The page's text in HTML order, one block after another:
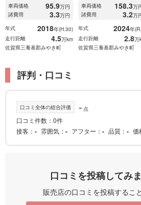
車両価格 95.9万円
諸費用
3.3万円
年式
2018年(H.30)
走行距離
4.5万km
佐賀県三養基郡みやき町
車両価格 158.3万
諸費用
3.2万
年式
2024年
走行距離
2.8万
佐賀県三養基郡みやき町
評判・口コミ
口コミ全体の総合評価 - 点
口コミ件数：0件
接客
- 雰囲気 - アフター - 品質 - 価
口コミを投稿してみ
販売店の口コミを投稿するこ